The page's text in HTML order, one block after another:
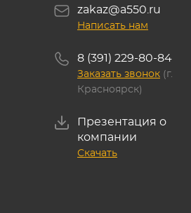
zakaz@a550.ru
Написать нам
8 (391) 229-80-84
Заказать звонок (г.
Красноярск)
Презентация о
компании
Скачать